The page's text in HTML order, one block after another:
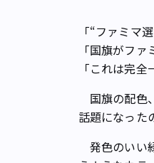
「“ファミマ
「国旗がフ
「これは完全
国旗の配色
話題になった
発色のいい